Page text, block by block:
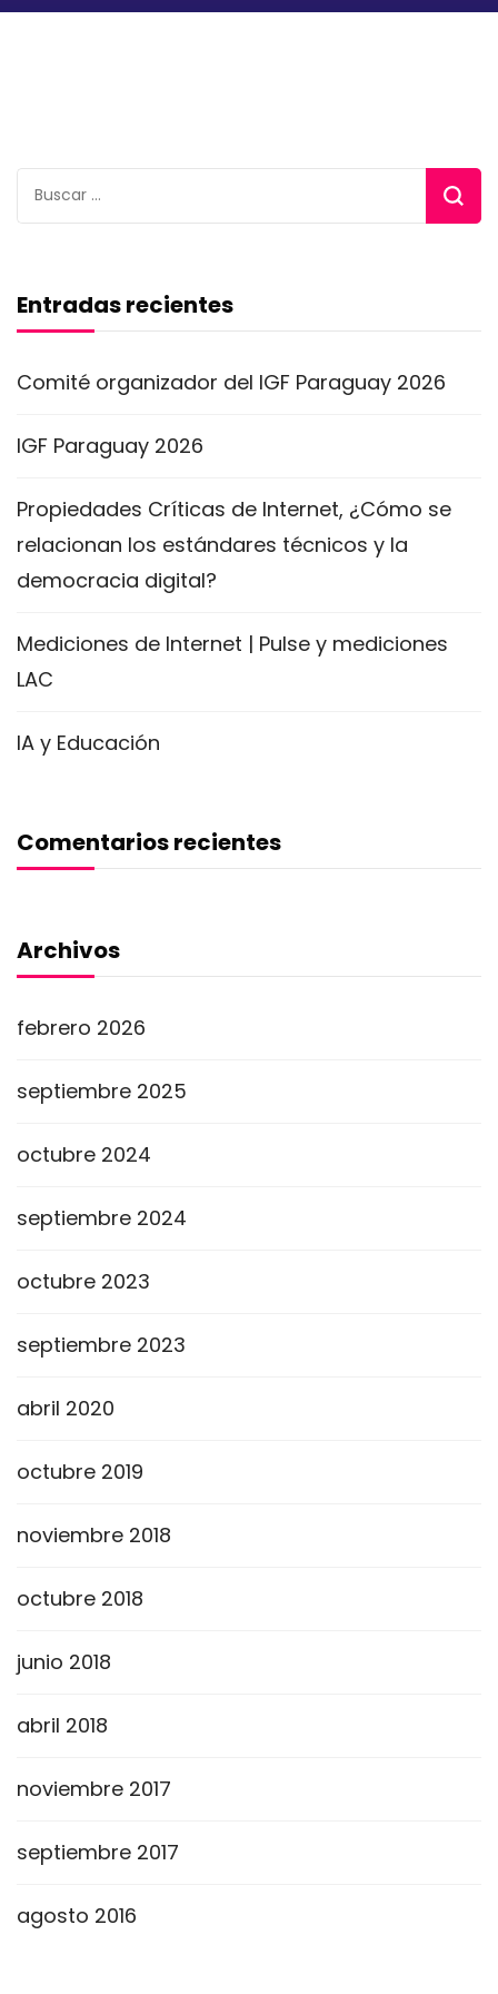
Buscar:
Entradas recientes
Comité organizador del IGF Paraguay 2026
IGF Paraguay 2026
Propiedades Críticas de Internet, ¿Cómo se
relacionan los estándares técnicos y la
democracia digital?
Mediciones de Internet | Pulse y mediciones
LAC
IA y Educación
Comentarios recientes
Archivos
febrero 2026
septiembre 2025
octubre 2024
septiembre 2024
octubre 2023
septiembre 2023
abril 2020
octubre 2019
noviembre 2018
octubre 2018
junio 2018
abril 2018
noviembre 2017
septiembre 2017
agosto 2016